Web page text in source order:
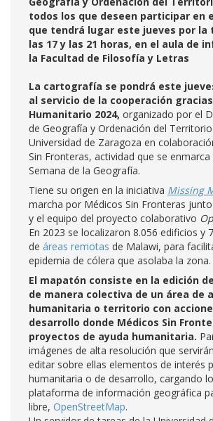
todos los que deseen participar en
que tendrá lugar este jueves por la
las 17 y las 21 horas, en el aula de
la Facultad de Filosofía y Letras
La cartografía se pondrá este
al servicio de la cooperación
Humanitario 2024, organizado por el
de Geografía y Ordenación del
Universidad de Zaragoza en
Sin Fronteras, actividad que se
Semana de la Geografía.
Tiene su origen en la iniciativa Missing
marcha por Médicos Sin Fronteras
y el equipo del proyecto colaborativo
En 2023 se localizaron 8.056 edificios y
de áreas remotas de Malawi, para
epidemia de cólera que asolaba la zona.
El mapatón consiste en la edición
de manera colectiva de un área de
humanitaria o territorio con
desarrollo donde Médicos Sin
proyectos de ayuda humanitaria.
imágenes de alta resolución que
editar sobre ellas elementos de interés
humanitaria o de desarrollo, cargando
plataforma de información geográfica
libre, OpenStreetMap.